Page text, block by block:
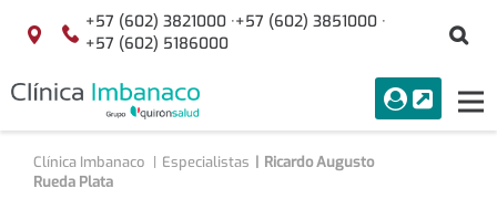
Saltar al contenido
Localización
+57 (602) 3821000 ·+57 (602) 3851000 ·
+57 (602) 5186000
menuAcceso
Buscar
Clínica Imbanaco Especialistas
Ricardo Augusto
Rueda Plata